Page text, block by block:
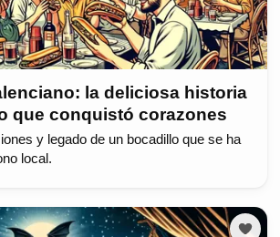
la deliciosa historia
que conquistó corazones
y legado de un bocadillo que se ha
local.